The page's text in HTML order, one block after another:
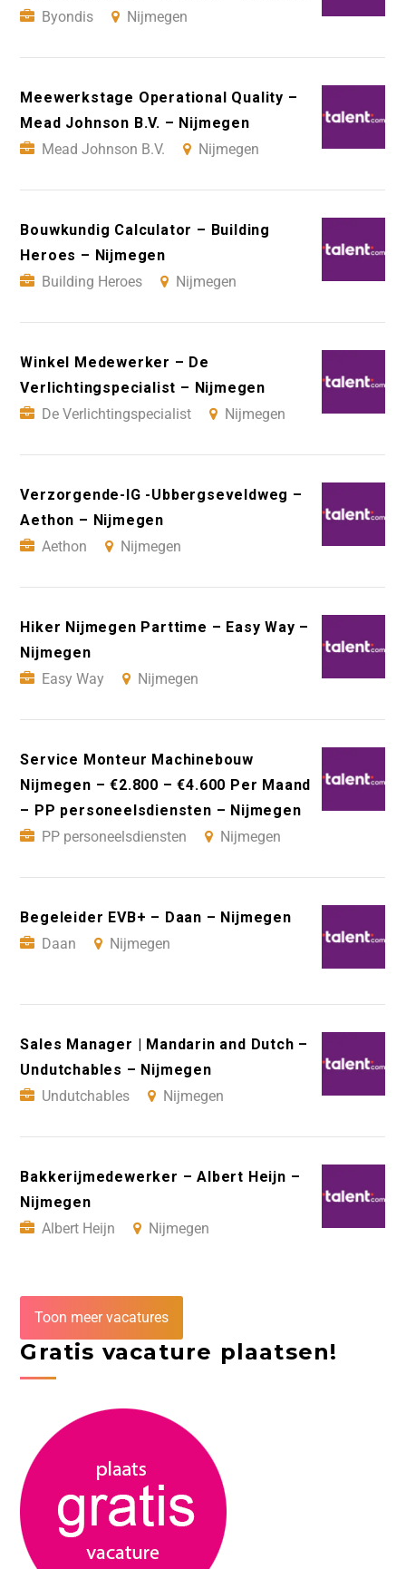
Byondis
Nijmegen
Meewerkstage Operational Quality –
Mead Johnson B.V. – Nijmegen
Mead Johnson B.V.
Nijmegen
Bouwkundig Calculator – Building
Heroes – Nijmegen
Building Heroes
Nijmegen
Winkel Medewerker – De
Verlichtingspecialist – Nijmegen
De Verlichtingspecialist
Nijmegen
Verzorgende-IG -Ubbergseveldweg –
Aethon – Nijmegen
Aethon
Nijmegen
Hiker Nijmegen Parttime – Easy Way –
Nijmegen
Easy Way
Nijmegen
Service Monteur Machinebouw
Nijmegen – €2.800 – €4.600 Per Maand
– PP personeelsdiensten – Nijmegen
PP personeelsdiensten
Nijmegen
Begeleider EVB+ – Daan – Nijmegen
Daan
Nijmegen
Sales Manager | Mandarin and Dutch –
Undutchables – Nijmegen
Undutchables
Nijmegen
Bakkerijmedewerker – Albert Heijn –
Nijmegen
Albert Heijn
Nijmegen
Toon meer vacatures
Gratis vacature plaatsen!